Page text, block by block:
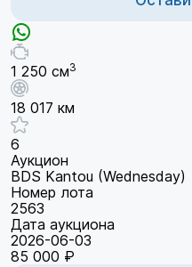
1 250 см3
18 017 км
6
Аукцион
BDS Kantou (Wednesday)
Номер лота
2563
Дата аукциона
2026-06-03
85 000 ₽